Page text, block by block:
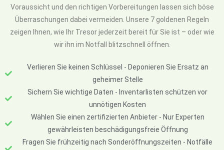
Voraussicht und den richtigen Vorbereitungen lassen sich böse
Überraschungen dabei vermeiden. Unsere 7 goldenen Regeln
zeigen Ihnen, wie Ihr Tresor jederzeit bereit für Sie ist – oder wie
wir ihn im Notfall blitzschnell öffnen.
Verlieren Sie keinen Schlüssel - Deponieren Sie Ersatz an
geheimer Stelle
Sichern Sie wichtige Daten - Inventarlisten schützen vor
unnötigen Kosten
Wählen Sie einen zertifizierten Anbieter - Nur Experten
gewährleisten beschädigungsfreie Öffnung
Fragen Sie frühzeitig nach Sonderöffnungszeiten - Notfälle